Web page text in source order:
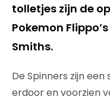
tolletjes zijn de
Pokemon
Smiths.
De Spinners zijn
erdoor en voorzien